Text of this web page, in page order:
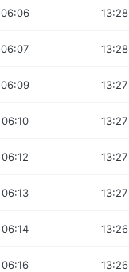
06:06 13:28
06:07 13:28
06:09 13:27
06:10 13:27
06:12 13:27
06:13 13:27
06:14 13:26
06:16 13:26